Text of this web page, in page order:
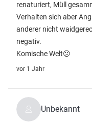
renaturiert, Müll
Verhalten sich aber
anderer nicht
negativ.
Komische Welt😕
vor 1 Jahr
Unbekannt